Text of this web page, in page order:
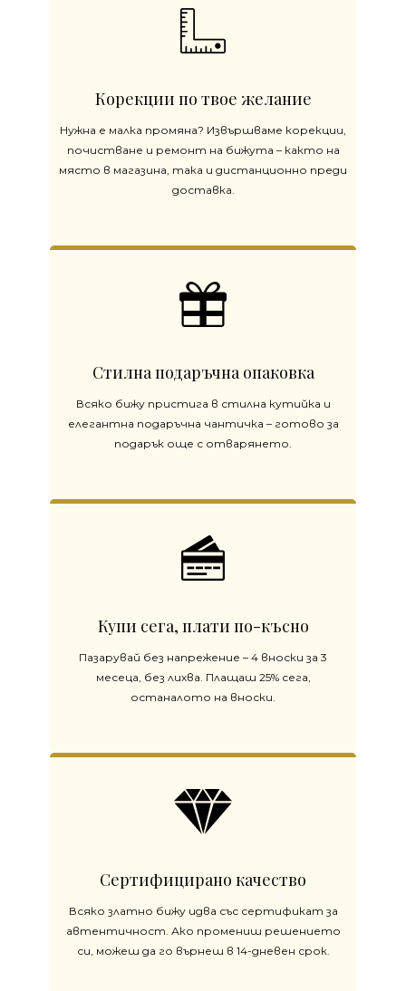
Корекции по твое желание
Нужна е малка промяна? Извършваме корекции,
почистване и ремонт на бижута – както на
място в магазина, така и дистанционно преди
доставка.
Стилна подаръчна опаковка
Всяко бижу пристига в стилна кутийка и
елегантна подаръчна чантичка – готово за
подарък още с отварянето.
Купи сега, плати по-късно
Пазарувай без напрежение – 4 вноски за 3
месеца, без лихва. Плащаш 25% сега,
останалото на вноски.
Сертифицирано качество
Всяко златно бижу идва със сертификат за
автентичност. Ако промениш решението
си, можеш да го върнеш в 14-дневен срок.